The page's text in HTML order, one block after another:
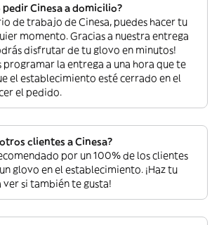
Cinesa a domicilio?
de trabajo de Cinesa, puedes hacer tu
momento. Gracias a nuestra entrega
disfrutar de tu glovo en minutos!
programar la entrega a una hora que te
el establecimiento esté cerrado en el
el pedido.
clientes a Cinesa?
por un 100% de los clientes
glovo en el establecimiento. ¡Haz tu
si también te gusta!